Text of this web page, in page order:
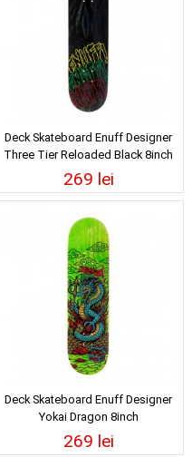
Deck Skateboard Enuff Designer
Three Tier Reloaded Black 8inch
269 lei
Deck Skateboard Enuff Designer
Yokai Dragon 8inch
269 lei